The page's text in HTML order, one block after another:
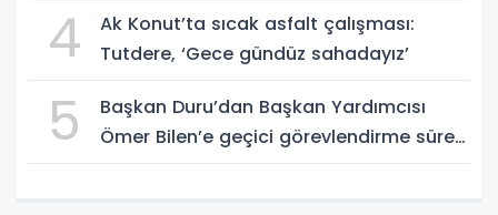
4
Ak Konut’ta sıcak asfalt çalışması:
Tutdere, ‘Gece gündüz sahadayız’
5
Başkan Duru’dan Başkan Yardımcısı
Ömer Bilen’e geçici görevlendirme süreci